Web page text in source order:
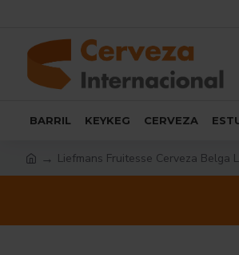
BARRIL KEYKEG CERVEZA
Liefmans Fruitesse Cerveza Belga